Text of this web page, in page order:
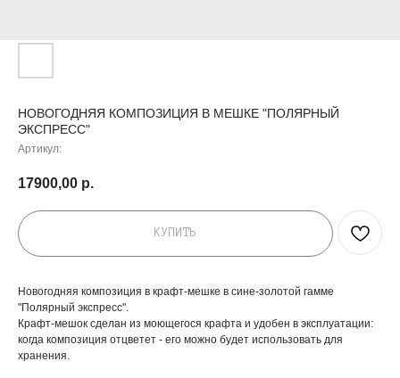
НОВОГОДНЯЯ КОМПОЗИЦИЯ В МЕШКЕ "ПОЛЯРНЫЙ
ЭКСПРЕСС"
Артикул:
17900,00 р.
КУПИТЬ
Новогодняя композиция в крафт-мешке в сине-золотой гамме
"Полярный экспресс".
Крафт-мешок сделан из моющегося крафта и удобен в эксплуатации:
когда композиция отцветет - его можно будет использовать для
хранения.